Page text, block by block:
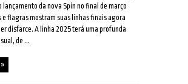
lançamento da nova Spin no final de março
e flagras mostram suas linhas finais agora
disfarce. A linha 2025 terá uma profunda
de ...